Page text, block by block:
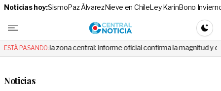
Noticias hoy:SismoPaz ÁlvarezNieve en ChileLey KarinBono
Central
ESTÁ PASANDO:
en la zona central: Informe oficial confirma la magnitud y el origen del
Noticias